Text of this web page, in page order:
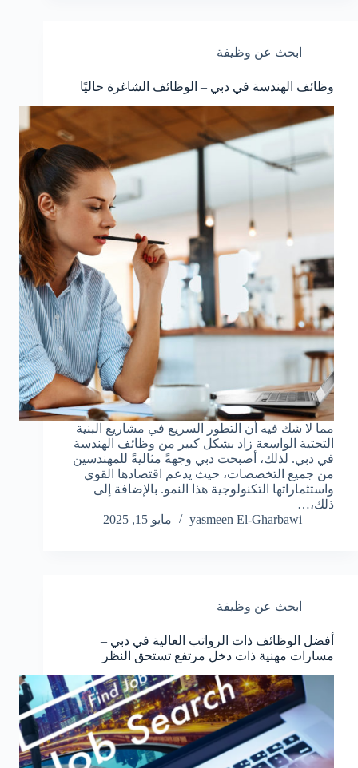
ابحث عن وظيفة
وظائف الهندسة في دبي – الوظائف الشاغرة حاليًا
مما لا شك فيه أن التطور السريع في مشاريع البنية
التحتية الواسعة زاد بشكل كبير من وظائف الهندسة
في دبي. لذلك، أصبحت دبي وجهةً مثاليةً للمهندسين
من جميع التخصصات، حيث يدعم اقتصادها القوي
واستثماراتها التكنولوجية هذا النمو. بالإضافة إلى
ذلك،…
yasmeen El-Gharbawi
مايو 15, 2025
ابحث عن وظيفة
أفضل الوظائف ذات الرواتب العالية في دبي –
مسارات مهنية ذات دخل مرتفع تستحق النظر